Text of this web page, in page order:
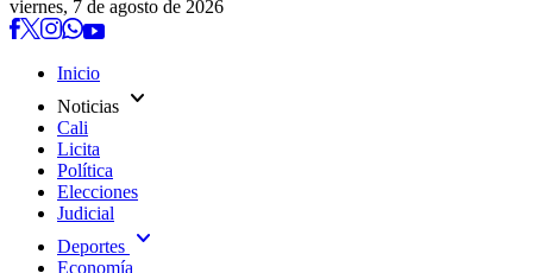
viernes, 7 de agosto de 2026
Inicio
Noticias expand_more
Cali
Licita
Política
Elecciones
Judicial
Deportes expand_more
Economía